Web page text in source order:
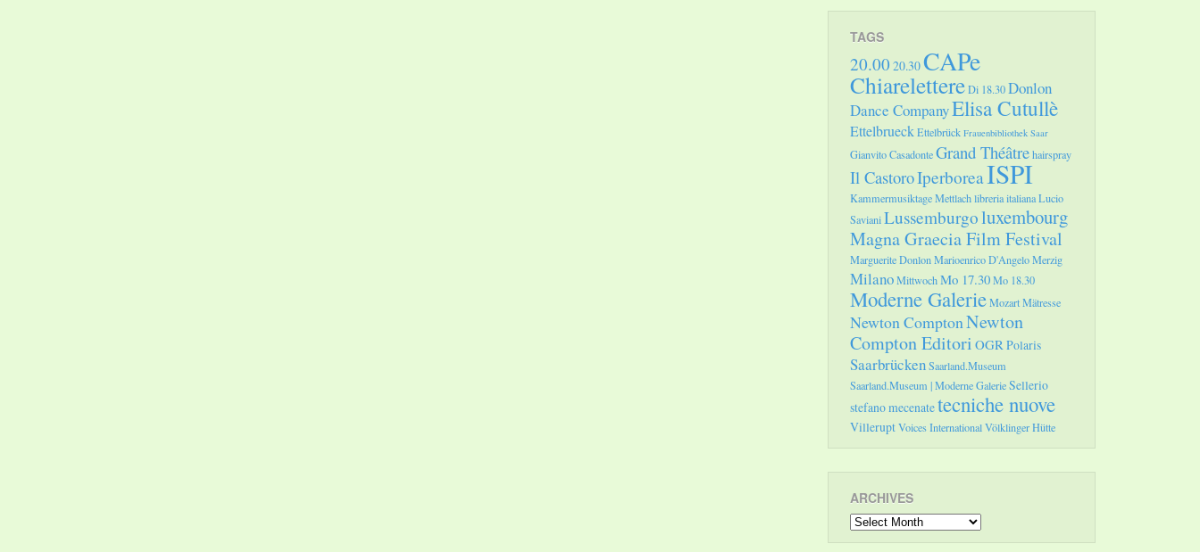
TAGS
20.00 20.30CAPe
ChiarelettereDi 18.30Donlon
Dance CompanyElisa Cutullè
EttelbrueckEttelbrück Frauenbibliothek Saar
Gianvito CasadonteGrand Théâtrehairspray
Il CastoroIperboreaISPI
Kammermusiktage Mettlachlibreria italianaLucio
SavianiLussemburgoluxembourg
Magna Graecia Film Festival
Marguerite DonlonMarioenrico D'AngeloMerzig
MilanoMittwochMo 17.30Mo 18.30
Moderne GalerieMozartMätresse
Newton ComptonNewton
Compton Editori OGRPolaris
SaarbrückenSaarland.Museum
Saarland.Museum | Moderne GalerieSellerio
stefano mecenatetecniche nuove
VilleruptVoices InternationalVölklinger Hütte
ARCHIVES
Archives